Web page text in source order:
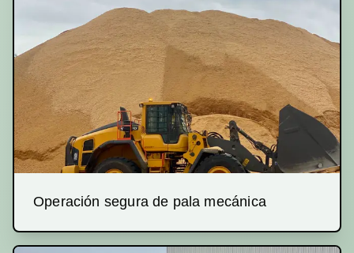
Operación segura de pala mecánica